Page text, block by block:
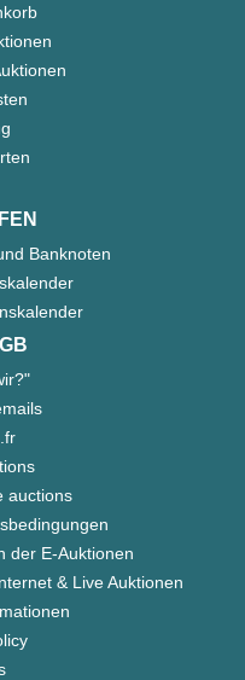
Banknoten
auctions
der E-Auktionen
& Live Auktionen